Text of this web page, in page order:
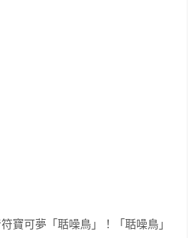
寶可夢「聒噪鳥」！「聒噪鳥」